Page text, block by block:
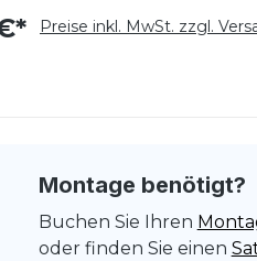
Preise inkl. MwSt. zzgl.
Montage benötigt?
Buchen Sie Ihren
oder finden Sie einen